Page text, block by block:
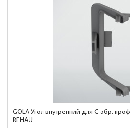
GOLA Угол внутренний для C-обр.
REHAU